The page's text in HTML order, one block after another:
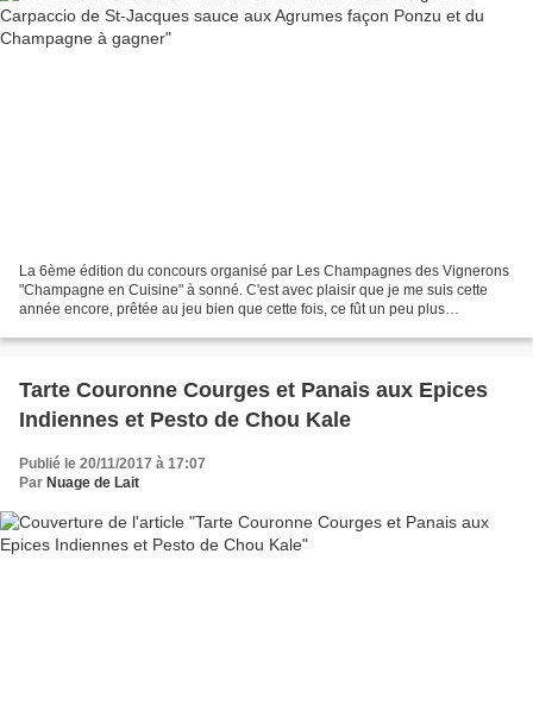
La 6ème édition du concours organisé par Les Champagnes des Vignerons
"Champagne en Cuisine" à sonné. C'est avec plaisir que je me suis cette
année encore, prêtée au jeu bien que cette fois, ce fût un peu plus
Tarte Couronne Courges et Panais aux Epices
Indiennes et Pesto de Chou Kale
Publié le 20/11/2017 à 17:07
Par Nuage de Lait